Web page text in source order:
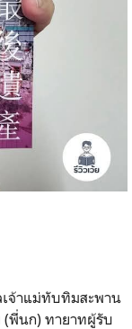
เจ้าแม่ทับทิมสะพาน
(พี่นก) ทายาทผู้รับ